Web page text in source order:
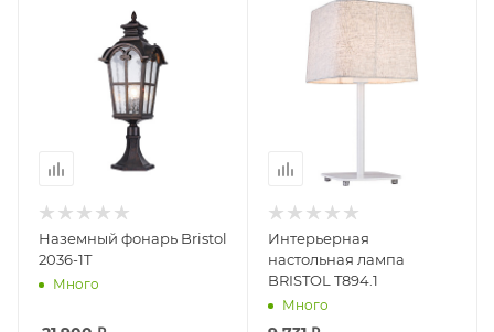
Наземный фонарь Bristol
2036-1T
Много
Интерьерная
настольная лампа
BRISTOL T894.1
Много